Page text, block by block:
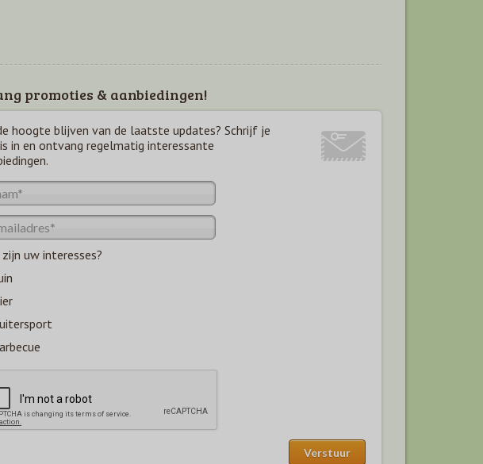
promoties & aanbiedingen!
hoogte blijven van de laatste updates? Schrijf je
in en ontvang regelmatig interessante
uw interesses?